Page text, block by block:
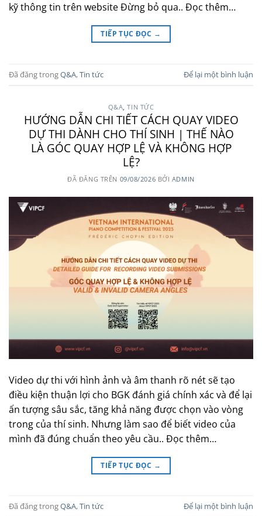
kỹ thông tin trên website Đừng bỏ qua.. Đọc thêm…
TIẾP TỤC ĐỌC →
Đã đăng trongQ&A,Tin tức Để lại một bình luận
Q&A ,TIN TỨC
HƯỚNG DẪN CHI TIẾT CÁCH QUAY VIDEO
DỰ THI DÀNH CHO THÍ SINH | THẾ NÀO
LÀ GÓC QUAY HỢP LỆ VÀ KHÔNG HỢP
LỆ?
ĐÃ ĐĂNG TRÊN 09/08/2026 BỞI ADMIN
Video dự thi với hình ảnh và âm thanh rõ nét sẽ tạo
điều kiện thuận lợi cho BGK đánh giá chính xác và để lại
ấn tượng sâu sắc, tăng khả năng được chọn vào vòng
trong của thí sinh. Nhưng làm sao để biết video của
mình đã đúng chuẩn theo yêu cầu.. Đọc thêm…
TIẾP TỤC ĐỌC →
Đã đăng trongQ&A,Tin tức Để lại một bình luận